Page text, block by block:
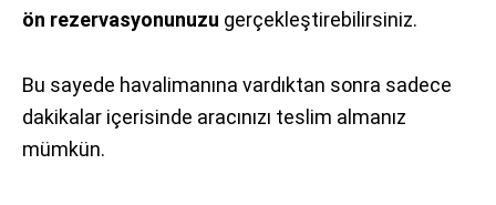
ön rezervasyonunuzu gerçekleştirebilirsiniz.
Bu sayede havalimanına vardıktan sonra sadece
dakikalar içerisinde aracınızı teslim almanız
mümkün.